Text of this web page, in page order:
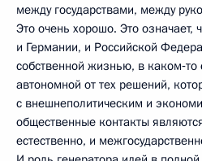
между государствами, между
Это очень хорошо. Это означает,
и Германии, и Российской
собственной жизнью, в каком‑то
автономной от тех решений,
с внешнеполитическим и
общественные контакты
естественно, и